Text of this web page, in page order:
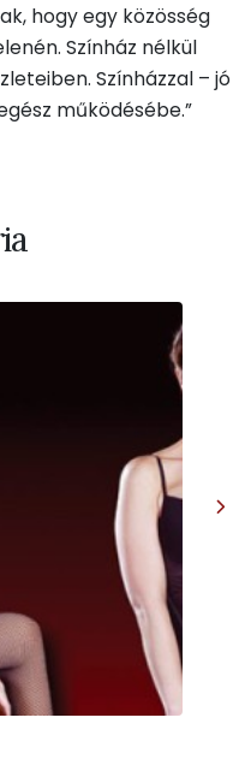
hogy egy közösség
Színház nélkül
Színházzal – jó
működésébe.”